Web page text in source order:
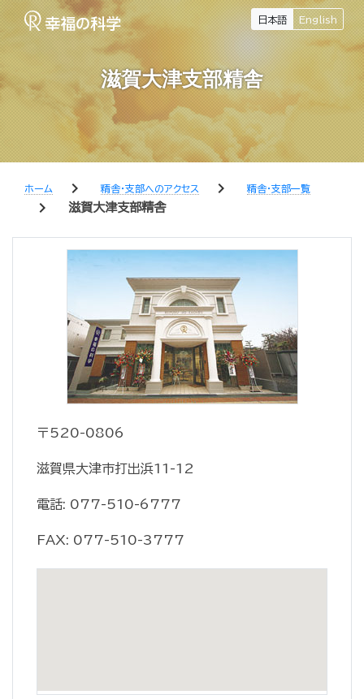
日本語 English
滋賀大津支部精舎
ホーム chevron_right 精舎・支部へのアクセス chevron_right 精舎・支部一覧
chevron_right 滋賀大津支部精舎
〒520-0806
滋賀県大津市打出浜11-12
電話: 077-510-6777
FAX: 077-510-3777